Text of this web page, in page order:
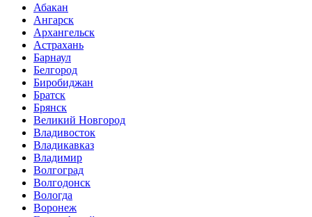
Абакан
Ангарск
Архангельск
Астрахань
Барнаул
Белгород
Биробиджан
Братск
Брянск
Великий Новгород
Владивосток
Владикавказ
Владимир
Волгоград
Волгодонск
Вологда
Воронеж